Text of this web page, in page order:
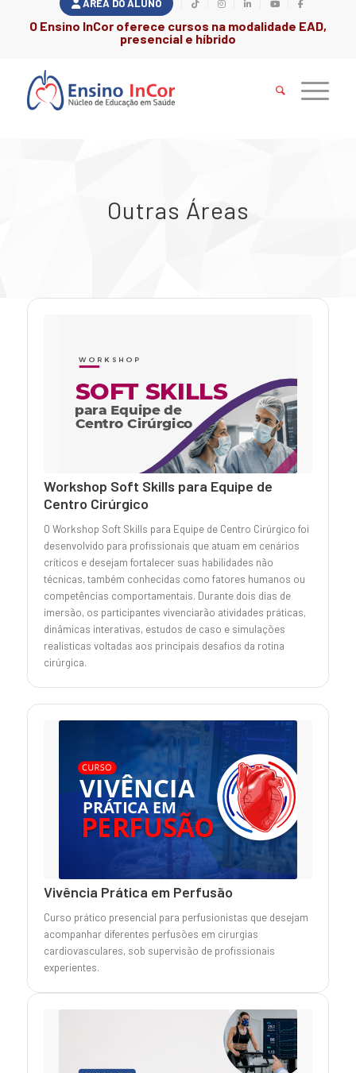
ÁREA DO ALUNO
O Ensino InCor oferece cursos na modalidade EAD,
presencial e híbrido
Outras Áreas
Workshop Soft Skills para Equipe de
Centro Cirúrgico
O Workshop Soft Skills para Equipe de Centro Cirúrgico foi
desenvolvido para profissionais que atuam em cenários
críticos e desejam fortalecer suas habilidades não
técnicas, também conhecidas como fatores humanos ou
competências comportamentais. Durante dois dias de
imersão, os participantes vivenciarão atividades práticas,
dinâmicas interativas, estudos de caso e simulações
realísticas voltadas aos principais desafios da rotina
cirúrgica.
Vivência Prática em Perfusão
Curso prático presencial para perfusionistas que desejam
acompanhar diferentes perfusões em cirurgias
cardiovasculares, sob supervisão de profissionais
experientes.